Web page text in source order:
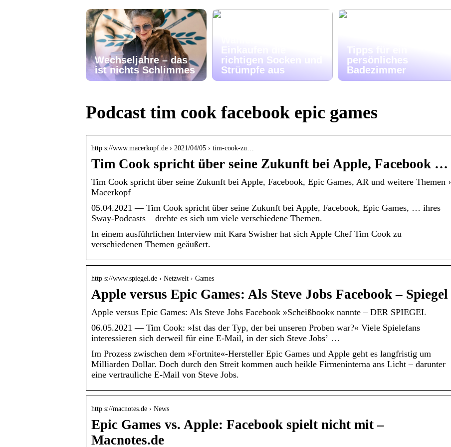
Wechseljahre – das
ist nichts Schlimmes
Einkaufen die
richtigen Socken und
Strümpfe aus
Tipps für ein
persönliches
Badezimmer
Podcast tim cook facebook epic games
http s://www.macerkopf.de › 2021/04/05 › tim-cook-zu…
Tim Cook spricht über seine Zukunft bei Apple, Facebook …
Tim Cook spricht über seine Zukunft bei Apple, Facebook, Epic Games, AR und weitere Themen ›
Macerkopf
05.04.2021 — Tim Cook spricht über seine Zukunft bei Apple, Facebook, Epic Games, … ihres
Sway-Podcasts – drehte es sich um viele verschiedene Themen.
In einem ausführlichen Interview mit Kara Swisher hat sich Apple Chef Tim Cook zu
verschiedenen Themen geäußert.
http s://www.spiegel.de › Netzwelt › Games
Apple versus Epic Games: Als Steve Jobs Facebook – Spiegel
Apple versus Epic Games: Als Steve Jobs Facebook »Scheißbook« nannte – DER SPIEGEL
06.05.2021 — Tim Cook: »Ist das der Typ, der bei unseren Proben war?« Viele Spielefans
interessieren sich derweil für eine E-Mail, in der sich Steve Jobs’ …
Im Prozess zwischen dem »Fortnite«-Hersteller Epic Games und Apple geht es langfristig um
Milliarden Dollar. Doch durch den Streit kommen auch heikle Firmeninterna ans Licht – darunter
eine vertrauliche E-Mail von Steve Jobs.
http s://macnotes.de › News
Epic Games vs. Apple: Facebook spielt nicht mit –
Macnotes.de